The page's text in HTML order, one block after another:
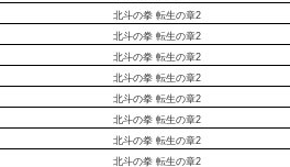
北斗の拳 転生の章2
北斗の拳 転生の章2
北斗の拳 転生の章2
北斗の拳 転生の章2
北斗の拳 転生の章2
北斗の拳 転生の章2
北斗の拳 転生の章2
北斗の拳 転生の章2